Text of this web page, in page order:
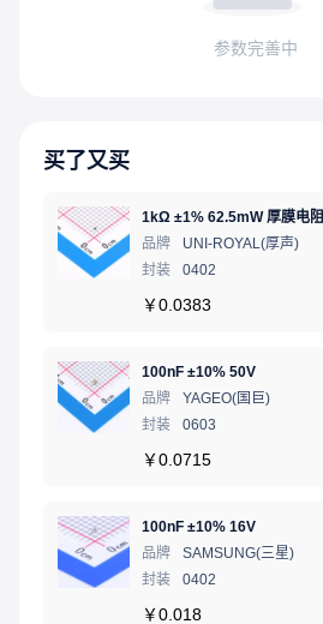
参数完善中
买了又买
1kΩ ±1% 62.5mW 厚膜电阻
品牌
UNI-ROYAL(厚声)
封装
0402
￥0.0383
100nF ±10% 50V
品牌
YAGEO(国巨)
封装
0603
￥0.0715
100nF ±10% 16V
品牌
SAMSUNG(三星)
封装
0402
￥0.018